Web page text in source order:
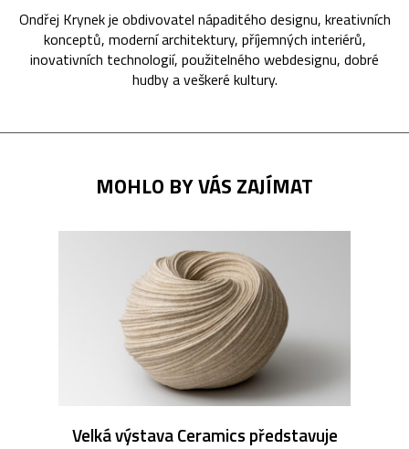
Ondřej Krynek je obdivovatel nápaditého designu, kreativních
konceptů, moderní architektury, příjemných interiérů,
inovativních technologií, použitelného webdesignu, dobré
hudby a veškeré kultury.
MOHLO BY VÁS ZAJÍMAT
Velká výstava Ceramics představuje